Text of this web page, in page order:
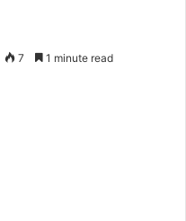
7 1 minute read